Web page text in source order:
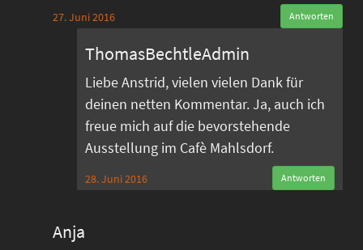
27. Juni 2016 Antworten
ThomasBechtleAdmin
Liebe Anstrid, vielen vielen Dank für
deinen netten Kommentar. Ja, auch ich
freue mich auf die bevorstehende
Ausstellung im Cafè Mahlsdorf.
28. Juni 2016 Antworten
Anja